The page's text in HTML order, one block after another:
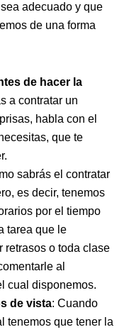
adecuado y que
de una forma
de hacer la
a contratar un
habla con el
que te
sabrás el contratar
es decir, tenemos
por el tiempo
tarea que le
retrasos o toda clase
al
cual disponemos.
de vista: Cuando
tenemos que tener la